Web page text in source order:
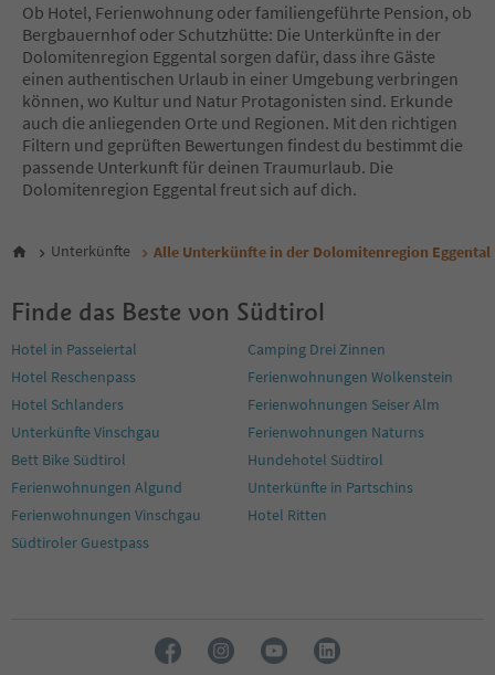
Ob Hotel, Ferienwohnung oder familiengeführte Pension, ob
Bergbauernhof oder Schutzhütte: Die Unterkünfte in der
Dolomitenregion Eggental sorgen dafür, dass ihre Gäste
einen authentischen Urlaub in einer Umgebung verbringen
können, wo Kultur und Natur Protagonisten sind. Erkunde
auch die anliegenden Orte und Regionen. Mit den richtigen
Filtern und geprüften Bewertungen findest du bestimmt die
passende Unterkunft für deinen Traumurlaub. Die
Dolomitenregion Eggental freut sich auf dich.
Unterkünfte Alle Unterkünfte in der Dolomitenregion Eggental
Finde das Beste von Südtirol
Hotel in Passeiertal
Camping Drei Zinnen
Hotel Reschenpass
Ferienwohnungen Wolkenstein
Hotel Schlanders
Ferienwohnungen Seiser Alm
Unterkünfte Vinschgau
Ferienwohnungen Naturns
Bett Bike Südtirol
Hundehotel Südtirol
Ferienwohnungen Algund
Unterkünfte in Partschins
Ferienwohnungen Vinschgau
Hotel Ritten
Südtiroler Guestpass